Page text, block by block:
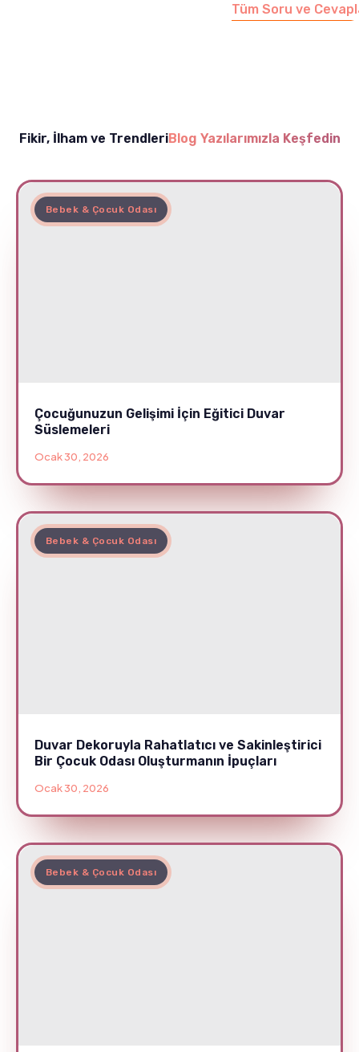
Tüm Soru ve
Fikir, İlham ve TrendleriBlog Yazılarımızla Keşfedin
Bebek & Çocuk Odası
Çocuğunuzun Gelişimi İçin Eğitici Duvar
Süslemeleri
Ocak 30, 2026
Bebek & Çocuk Odası
Duvar Dekoruyla Rahatlatıcı ve Sakinleştirici
Bir Çocuk Odası Oluşturmanın İpuçları
Ocak 30, 2026
Bebek & Çocuk Odası